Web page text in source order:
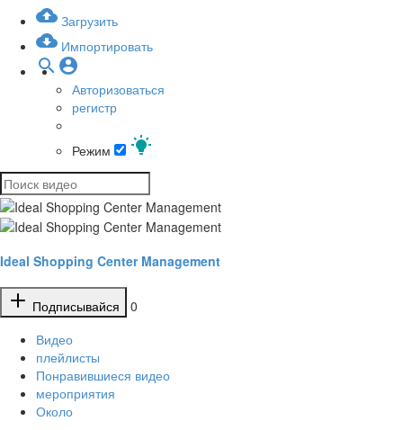
Загрузить
Импортировать
Авторизоваться
регистр
Режим
Ideal Shopping Center Management
Подписывайся
0
Видео
плейлисты
Понравившиеся видео
мероприятия
Около